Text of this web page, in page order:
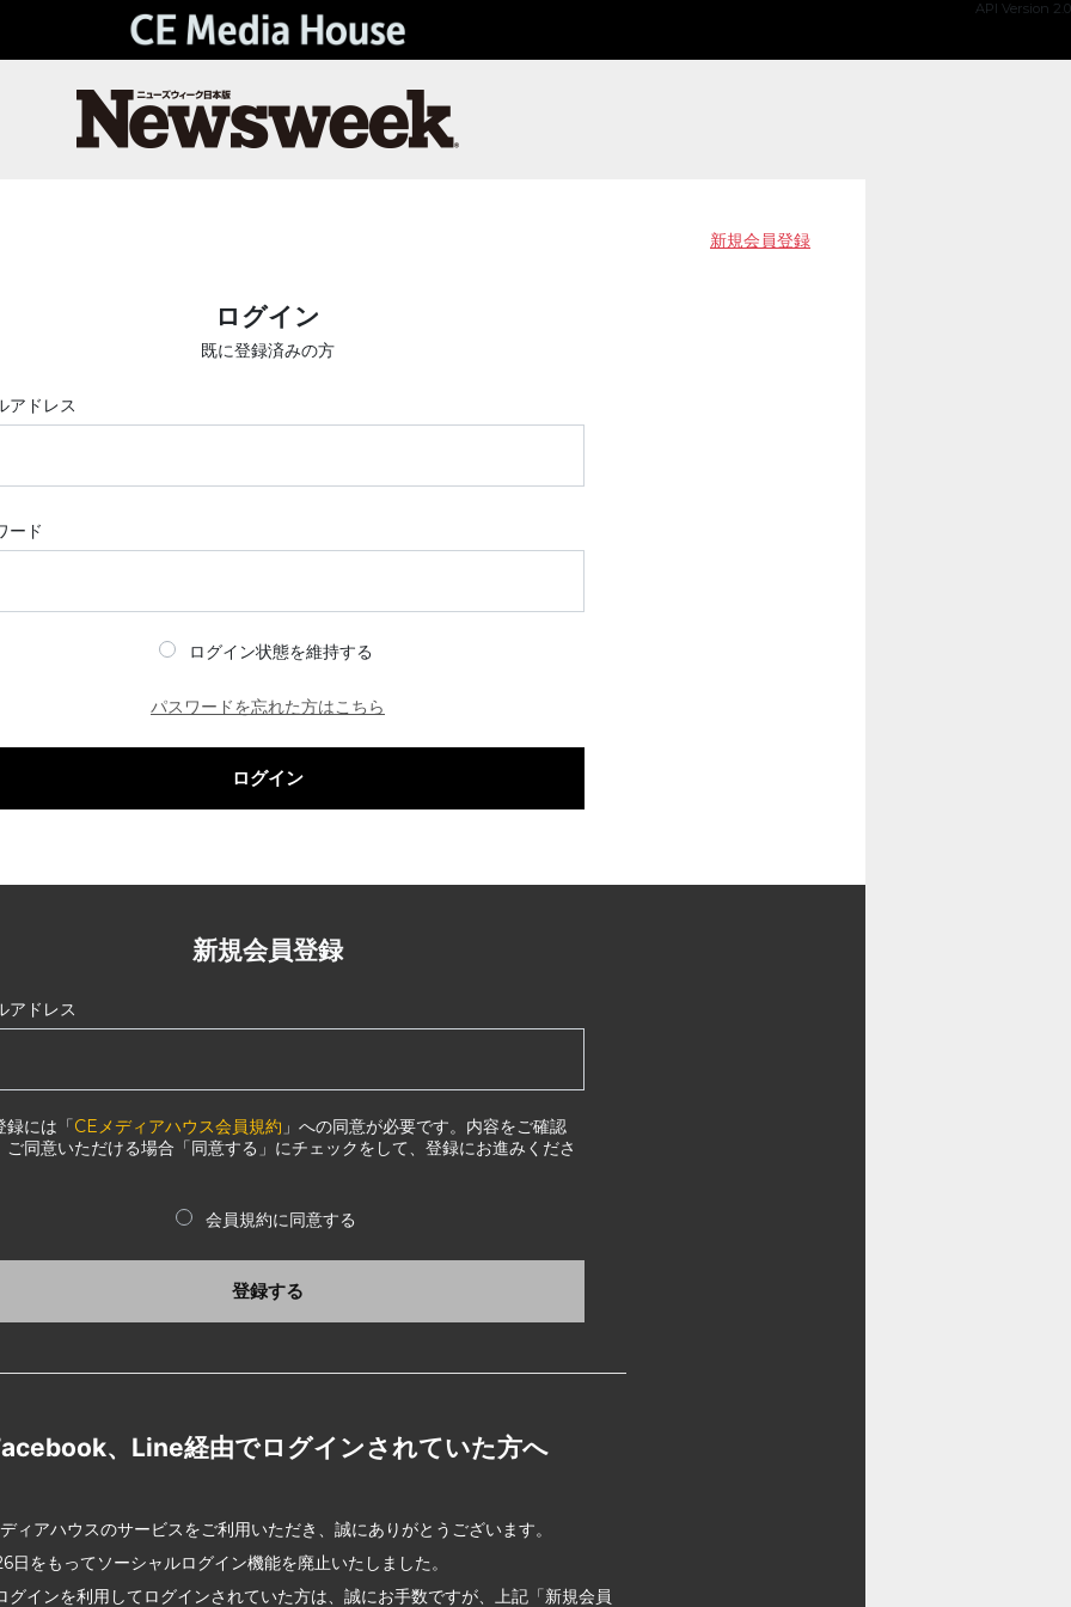
API Version 2.0
新規会員登録
ログイン
既に登録済みの方
アドレス
ード
ログイン状態を維持する
パスワードを忘れた方はこちら
ログイン
新規会員登録
アドレス
録には「CEメディアハウス会員規約 」への同意が必要です。内容をご確認
ご同意いただける場合「同意する」にチェックをして、登録にお進みくださ
会員規約に同意する
登録する
、Line経由でログインされていた方へ
ィアハウスのサービスをご利用いただき、誠にありがとうございます。
日をもってソーシャルログイン機能を廃止いたしました。
グインを利用してログインされていた方は、誠にお手数ですが、上記「新規会員